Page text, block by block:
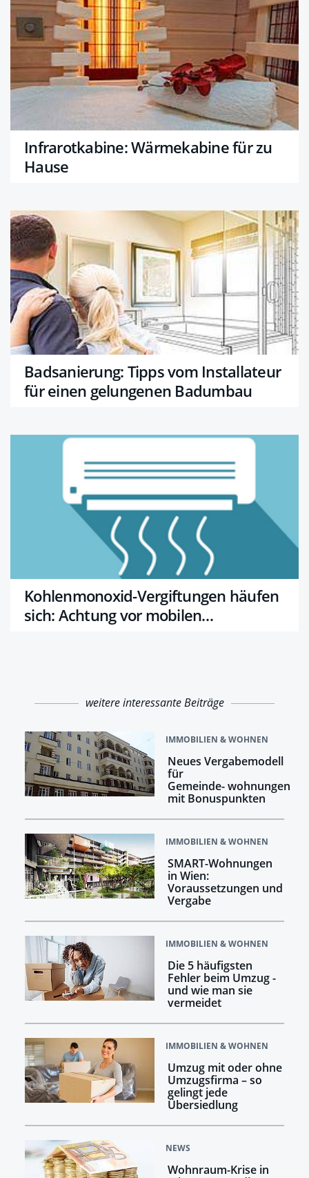
Infrarotkabine: Wärmekabine für zu
Hause
Badsanierung: Tipps vom Installateur
für einen gelungenen Badumbau
Kohlenmonoxid-Vergiftungen häufen
sich: Achtung vor mobilen
weitere interessante Beiträge
IMMOBILIEN & WOHNEN
Neues Vergabemodell
für
Gemeinde- wohnungen
mit Bonuspunkten
IMMOBILIEN & WOHNEN
SMART-Wohnungen
in Wien:
Voraussetzungen und
Vergabe
IMMOBILIEN & WOHNEN
Die 5 häufigsten
Fehler beim Umzug -
und wie man sie
vermeidet
IMMOBILIEN & WOHNEN
Umzug mit oder ohne
Umzugsfirma – so
gelingt jede
Übersiedlung
NEWS
Wohnraum-Krise in